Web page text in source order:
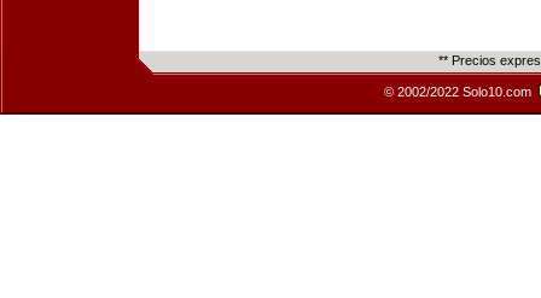
** Precios
© 2002/2022 Solo10.com